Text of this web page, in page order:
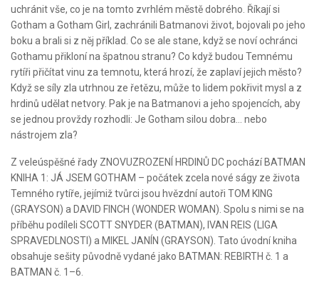
uchránit vše, co je na tomto zvrhlém městě dobrého. Říkají si
Gotham a Gotham Girl, zachránili Batmanovi život, bojovali po jeho
boku a brali si z něj příklad. Co se ale stane, když se noví ochránci
Gothamu přikloní na špatnou stranu? Co když budou Temnému
rytíři přičítat vinu za temnotu, která hrozí, že zaplaví jejich město?
Když se síly zla utrhnou ze řetězu, může to lidem pokřivit mysl a z
hrdinů udělat netvory. Pak je na Batmanovi a jeho spojencích, aby
se jednou provždy rozhodli: Je Gotham silou dobra… nebo
nástrojem zla?
Z veleúspěšné řady ZNOVUZROZENÍ HRDINŮ DC pochází BATMAN
KNIHA 1: JÁ JSEM GOTHAM – počátek zcela nové ságy ze života
Temného rytíře, jejímiž tvůrci jsou hvězdní autoři TOM KING
(GRAYSON) a DAVID FINCH (WONDER WOMAN). Spolu s nimi se na
příběhu podíleli SCOTT SNYDER (BATMAN), IVAN REIS (LIGA
SPRAVEDLNOSTI) a MIKEL JANÍN (GRAYSON). Tato úvodní kniha
obsahuje sešity původně vydané jako BATMAN: REBIRTH č. 1 a
BATMAN č. 1–6.